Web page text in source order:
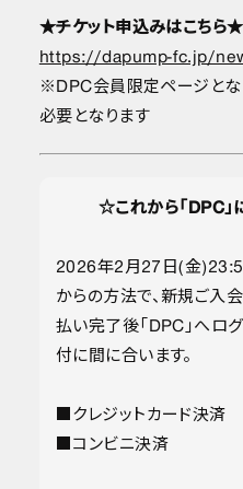
★チケット申込みはこちら★
https://dapump-fc.jp/
※DPC会員限定ページとな
必要となります
☆これから「DPC
2026年2月27日(金
からの方法で、新規ご入
払い完了後「DPC」へロ
付に間に合います。
■クレジットカード決済
■コンビニ決済